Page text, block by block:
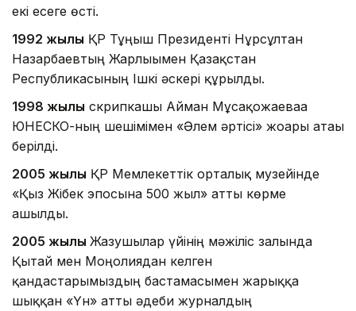
екі есеге өсті.
1992 жылы ҚР Тұңғыш Президенті Нұрсұлтан
Назарбаевтың Жарлығымен Қазақстан
Республикасының Ішкі әскері құрылды.
1998 жылы скрипкашы Айман Мұсақожаеваға
ЮНЕСКО-ның шешімімен «Әлем әртісі» жоғары атағы
берілді.
2005 жылы ҚР Мемлекеттік орталық музейінде
«Қыз Жібек эпосына 500 жыл» атты көрме
ашылды.
2005 жылы Жазушылар үйінің мәжіліс залында
Қытай мен Моңғолиядан келген
қандастарымыздың бастамасымен жарыққа
шыққан «Үн» атты әдеби журналдың